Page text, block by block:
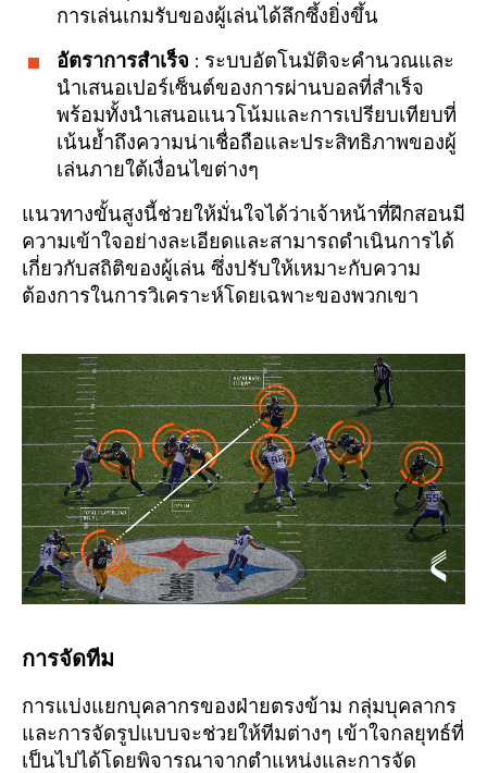
การเล่นเกมรับของผู้เล่นได้ลึกซึ้งยิ่งขึ้น
อัตราการสำเร็จ : ระบบอัตโนมัติจะคำนวณและ
นำเสนอเปอร์เซ็นต์ของการผ่านบอลที่สำเร็จ
พร้อมทั้งนำเสนอแนวโน้มและการเปรียบเทียบที่
เน้นย้ำถึงความน่าเชื่อถือและประสิทธิภาพของผู้
เล่นภายใต้เงื่อนไขต่างๆ
แนวทางขั้นสูงนี้ช่วยให้มั่นใจได้ว่าเจ้าหน้าที่ฝึกสอนมี
ความเข้าใจอย่างละเอียดและสามารถดำเนินการได้
เกี่ยวกับสถิติของผู้เล่น ซึ่งปรับให้เหมาะกับความ
ต้องการในการวิเคราะห์โดยเฉพาะของพวกเขา
การจัดทีม
การแบ่งแยกบุคลากรของฝ่ายตรงข้าม กลุ่มบุคลากร
และการจัดรูปแบบจะช่วยให้ทีมต่างๆ เข้าใจกลยุทธ์ที่
เป็นไปได้โดยพิจารณาจากตำแหน่งและการจัด